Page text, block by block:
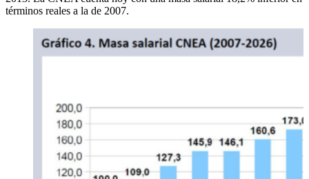
términos reales a la de 2007.